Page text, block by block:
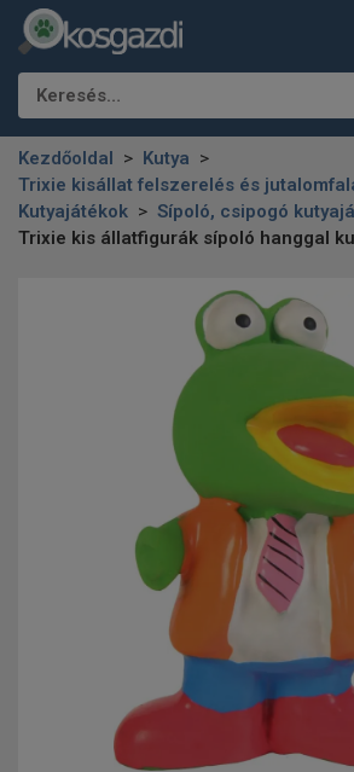
Keresés…
Kezdőoldal
Kutya
Trixie kisállat felszerelés és
Kutyajátékok
Sípoló, csipogó
Trixie kis állatfigurák sípoló hanggal